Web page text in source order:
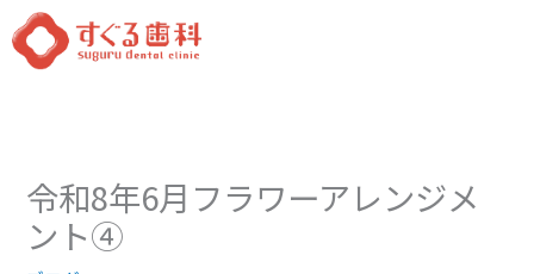
容
令和8年6月フラワーアレンジメ
ント④